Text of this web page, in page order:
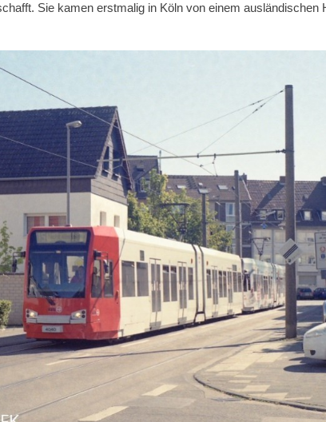
Sie kamen erstmalig in Köln von einem ausländischen